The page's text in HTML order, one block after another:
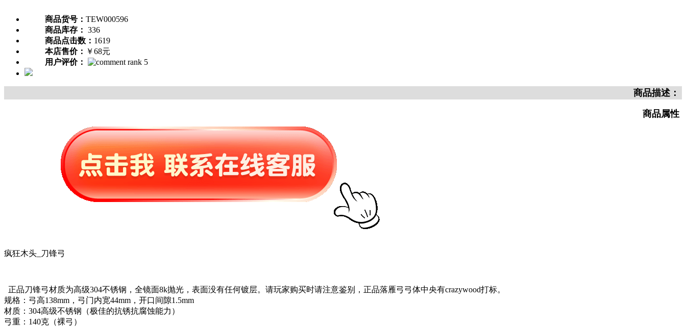
商品货号： TEW000596
商品库存： 336
商品点击数： 1619
本店售价： ￥68元
用户评价：
商品描述：
商品属性
疯狂木头_刀锋弓
正品刀锋弓材质为高级304不锈钢，全镜面8k抛光，表面没有任何镀层。请玩家购买时请注意鉴别，正品落雁弓弓体中央有crazywood打标。
规格：弓高138mm，弓门内宽44mm，开口间隙1.5mm
材质：304高级不锈钢（极佳的抗锈抗腐蚀能力）
弓重：140克（裸弓）